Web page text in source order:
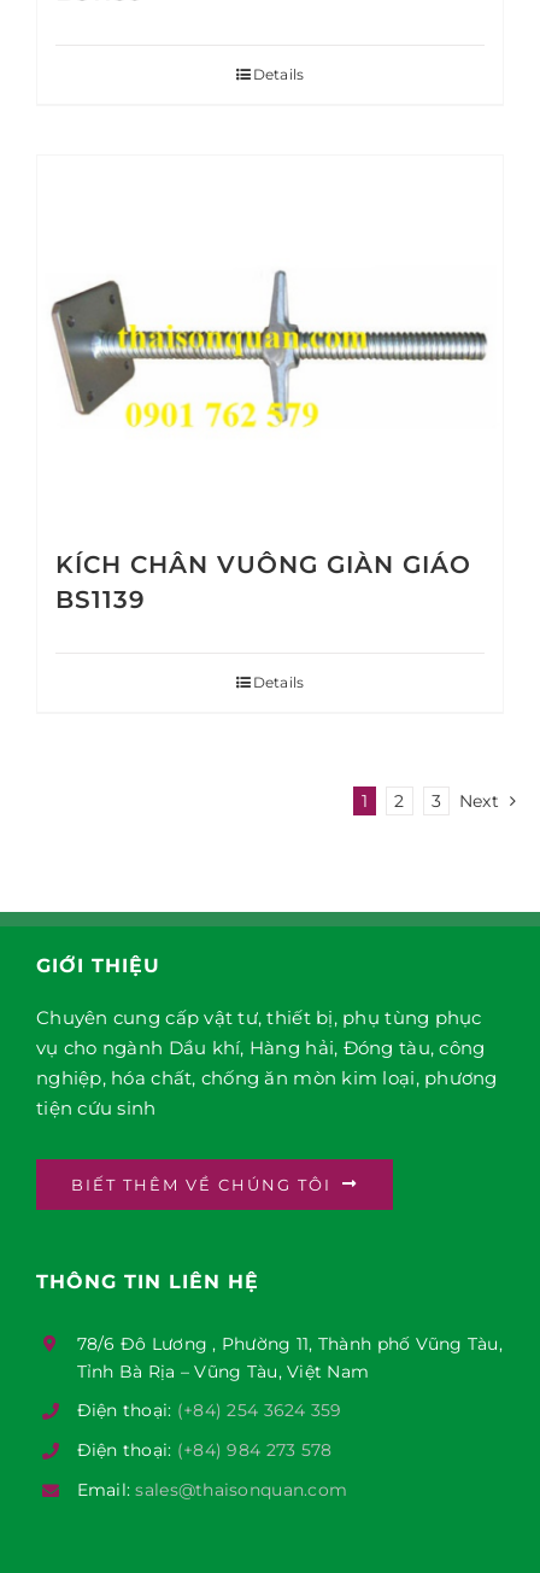
Details
KÍCH CHÂN VUÔNG GIÀN GIÁO
BS1139
Details
1 2 3 Next
GIỚI THIỆU
Chuyên cung cấp vật tư, thiết bị, phụ tùng phục
vụ cho ngành Dầu khí, Hàng hải, Đóng tàu, công
nghiệp, hóa chất, chống ăn mòn kim loại, phương
tiện cứu sinh
BIẾT THÊM VỀ CHÚNG TÔI
THÔNG TIN LIÊN HỆ
78/6 Đô Lương , Phường 11, Thành phố Vũng Tàu,
Tỉnh Bà Rịa – Vũng Tàu, Việt Nam
Điện thoại: (+84) 254 3624 359
Điện thoại: (+84) 984 273 578
Email:sales@thaisonquan.com